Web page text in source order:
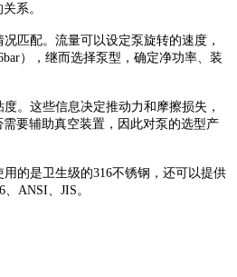
系。
匹配。流量可以设定泵旋转的速度，
），继而选择泵型，确定净功率、装
。这些信息决定推动力和摩擦损失，
要辅助真空装置，因此对泵的选型产
的是卫生级的316不锈钢，还可以提供
、 ANSI、 JIS。